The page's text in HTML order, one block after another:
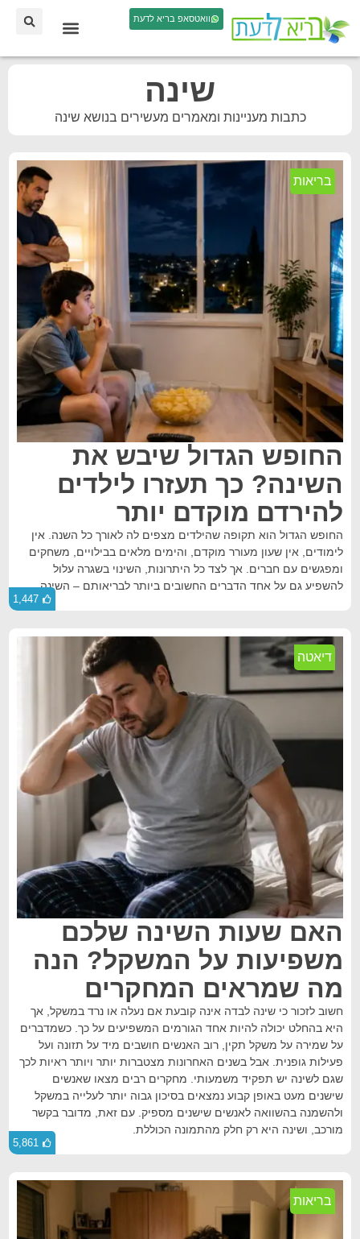
וואטסאפ בריא לדעת
שינה
כתבות מעניינות ומאמרים מעשירים בנושא שינה
בריאות
החופש הגדול שיבש את
השינה? כך תעזרו לילדים
להירדם מוקדם יותר
החופש הגדול הוא תקופה שהילדים מצפים לה לאורך כל השנה. אין
לימודים, אין שעון מעורר מוקדם, והימים מלאים בבילויים, משחקים
ומפגשים עם חברים. אך לצד כל היתרונות, השינוי בשגרה עלול
להשפיע גם על אחד הדברים החשובים ביותר לבריאותם – השינה.
1,447
דיאטה
האם שעות השינה שלכם
משפיעות על המשקל? הנה
מה שמראים המחקרים
חשוב לזכור כי שינה לבדה אינה קובעת אם נעלה או נרד במשקל, אך
היא בהחלט יכולה להיות אחד הגורמים המשפיעים על כך. כשמדברים
על שמירה על משקל תקין, רוב האנשים חושבים מיד על תזונה ועל
פעילות גופנית. אבל בשנים האחרונות מצטברות יותר ויותר ראיות לכך
שגם לשינה יש תפקיד משמעותי. מחקרים רבים מצאו שאנשים
שישנים מעט באופן קבוע נמצאים בסיכון גבוה יותר לעלייה במשקל
ולהשמנה בהשוואה לאנשים שישנים מספיק. עם זאת, מדובר בקשר
מורכב, ושינה היא רק חלק מהתמונה הכוללת.
5,861
בריאות